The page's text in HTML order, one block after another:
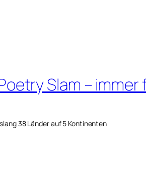
Slam –
38 Länder auf 5 Kontinenten